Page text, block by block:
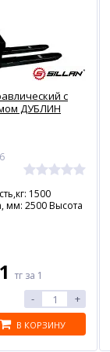
с
ДУБЛИН
1500
мм: 2500 Высота
тг за 1
- +
В КОРЗИНУ